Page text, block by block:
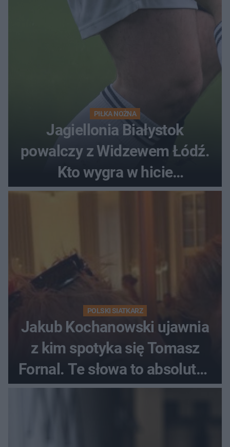
PIŁKA NOŻNA
Jagiellonia Białystok
powalczy z Widzewem Łódź.
Kto wygra w hicie
Ekstraklasy?
POLSKI SIATKARZ
Jakub Kochanowski ujawnia
z kim spotyka się Tomasz
Fornal. Te słowa to absolutny
hit